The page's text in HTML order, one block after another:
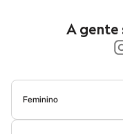
Bolsas e Mochilas
Carteiras
Relógios
Calçados
Botas
A gente
Feminino
BlusasCalçasVestidos